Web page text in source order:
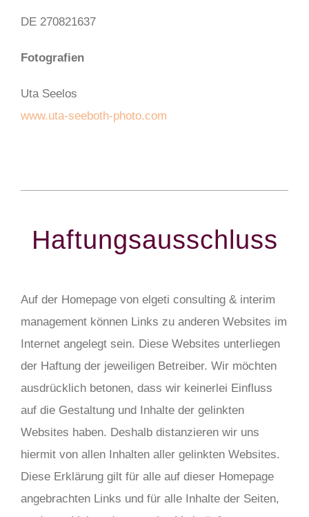
DE 270821637
Fotografien
Uta Seelos
www.uta-seeboth-photo.com
Haftungsausschluss
Auf der Homepage von elgeti consulting & interim
management können Links zu anderen Websites im
Internet angelegt sein. Diese Websites unterliegen
der Haftung der jeweiligen Betreiber. Wir möchten
ausdrücklich betonen, dass wir keinerlei Einfluss
auf die Gestaltung und Inhalte der gelinkten
Websites haben. Deshalb distanzieren wir uns
hiermit von allen Inhalten aller gelinkten Websites.
Diese Erklärung gilt für alle auf dieser Homepage
angebrachten Links und für alle Inhalte der Seiten,